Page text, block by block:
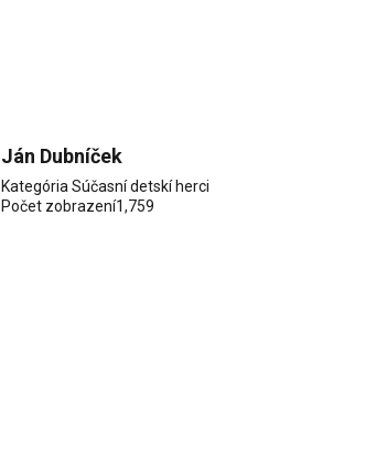
Ján Dubníček
Kategória Súčasní detskí herci
Počet zobrazení1,759